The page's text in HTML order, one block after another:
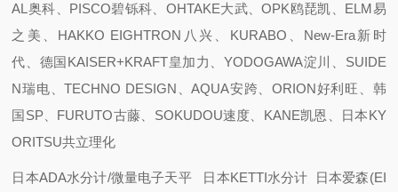
AL奥科、PISCO碧铄科、OHTAKE大武、OPK鸥琵凯、ELM易
之美、HAKKO EIGHTRON八兴、KURABO、New-Era新时
代、德国KAISER+KRAFT皇加力、YODOGAWA淀川、SUIDE
N瑞电、TECHNO DESIGN、AQUA安跨、ORION好利旺、韩
国SP、FURUTO古藤、SOKUDOU速度、KANE凯恩、日本KY
ORITSU共立理化
日本ADA水分计/微量电子天平 日本KETTI水分计 日本爱森(EI